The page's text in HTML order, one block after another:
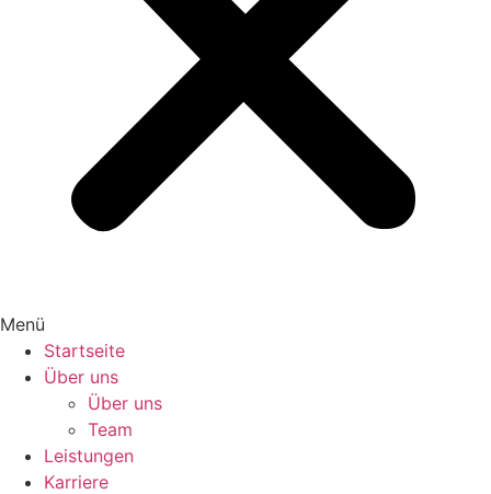
Menü
Startseite
Über uns
Über uns
Team
Leistungen
Karriere